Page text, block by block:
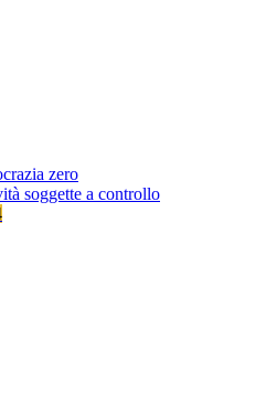
zero
soggette a controllo